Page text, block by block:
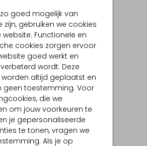
goed mogelijk van
zijn, gebruiken we cookies
website. Functionele en
cookies zorgen ervoor
goed werkt en
wordt. Deze
altijd geplaatst en
geen toestemming. Voor
die we
om jouw voorkeuren te
je gepersonaliseerde
te tonen, vragen we
Als je op